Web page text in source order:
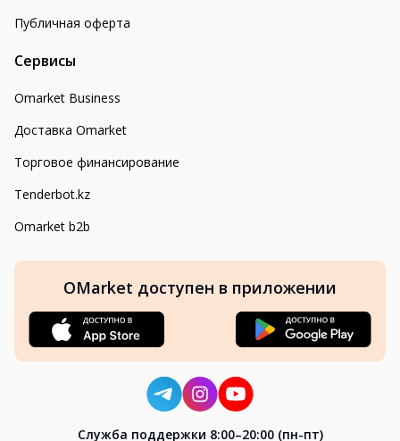
Публичная оферта
Сервисы
Omarket Business
Доставка Omarket
Торговое финансирование
Tenderbot.kz
Omarket b2b
OMarket доступен в приложении
Cлужба поддержки 8:00–20:00 (пн-пт)